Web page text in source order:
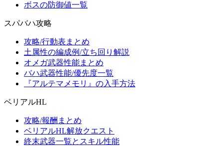
ボスの防御値一覧
スパバハ攻略
攻略/行動表まとめ
土属性の編成例/立ち回り解説
オメガ武器性能まとめ
バハ武器性能/優先度一覧
『アルテマメモリ』の入手方法
ベリアルHL
攻略/報酬まとめ
ベリアルHL解放クエスト
終末武器一覧とスキル性能